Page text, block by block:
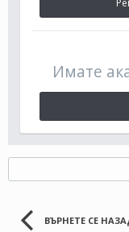
Имате
ВЪРНЕТЕ СЕ